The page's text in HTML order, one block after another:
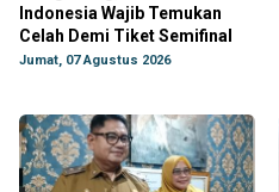
Indonesia Wajib Temukan
Celah Demi Tiket Semifinal
Jumat, 07 Agustus 2026